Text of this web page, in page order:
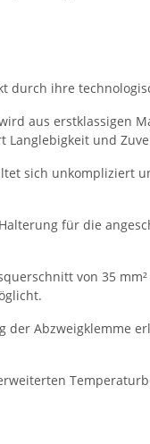
durch ihre
aus erstklassigen
Langlebigkeit und
sich unkompliziert
für die
von 35
der Abzweigklemme